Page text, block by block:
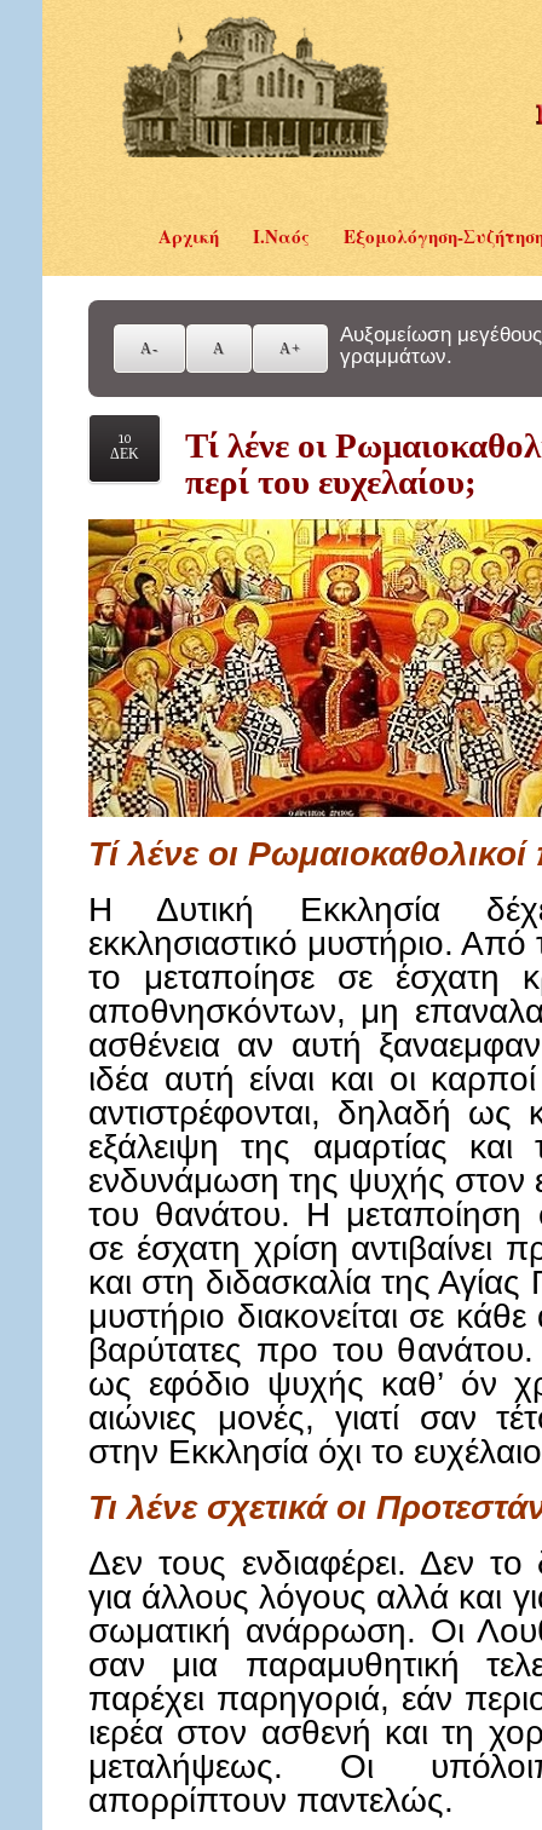
Αρχική Ι.Ναός Εξομολόγηση-
Αυξομείωση μεγέθους
γραμμάτων.
10
ΔΕΚ
Τί λένε οι
περί του ευχελαίου;
Τί λένε οι
Η Δυτική Εκκλησία
εκκλησιαστικό μυστήριο.
το μεταποίησε σε έσχατη
αποθνησκόντων, μη
ασθένεια αν αυτή
ιδέα αυτή είναι και οι
αντιστρέφονται, δηλαδή ως
εξάλειψη της αμαρτίας
ενδυνάμωση της ψυχής στον
του θανάτου. Η μεταποίηση
σε έσχατη χρίση αντιβαίνει
και στη διδασκαλία της
μυστήριο διακονείται σε
βαρύτατες προ του
ως εφόδιο ψυχής καθ’ όν
αιώνιες μονές, γιατί σαν
στην Εκκλησία όχι το
Τι λένε σχετικά οι
Δεν τους ενδιαφέρει. Δεν το
για άλλους λόγους αλλά και
σωματική ανάρρωση. Οι
σαν μια παραμυθητική
παρέχει παρηγοριά, εάν
ιερέα στον ασθενή και τη
μεταλήψεως. Οι
απορρίπτουν παντελώς.